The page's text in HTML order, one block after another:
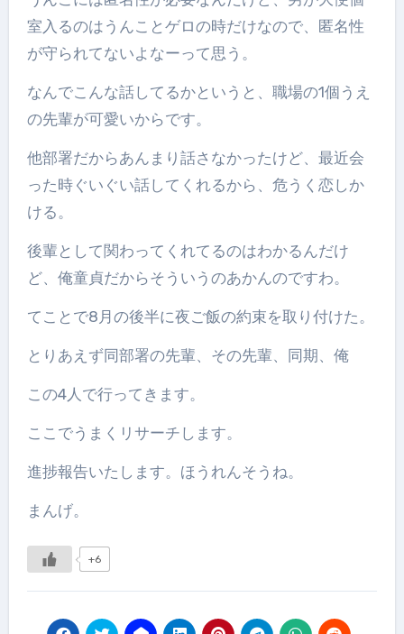
室入るのはうんことゲロの時だけなので、匿名性
が守られてないよなーって思う。
なんでこんな話してるかというと、職場の1個うえ
の先輩が可愛いからです。
他部署だからあんまり話さなかったけど、最近会
った時ぐいぐい話してくれるから、危うく恋しか
ける。
後輩として関わってくれてるのはわかるんだけ
ど、俺童貞だからそういうのあかんのですわ。
てことで8月の後半に夜ご飯の約束を取り付けた。
とりあえず同部署の先輩、その先輩、同期、俺
この4人で行ってきます。
ここでうまくリサーチします。
進捗報告いたします。ほうれんそうね。
まんげ。
+6